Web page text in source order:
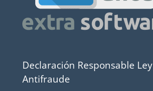
Declaración Responsable Ley
Antifraude